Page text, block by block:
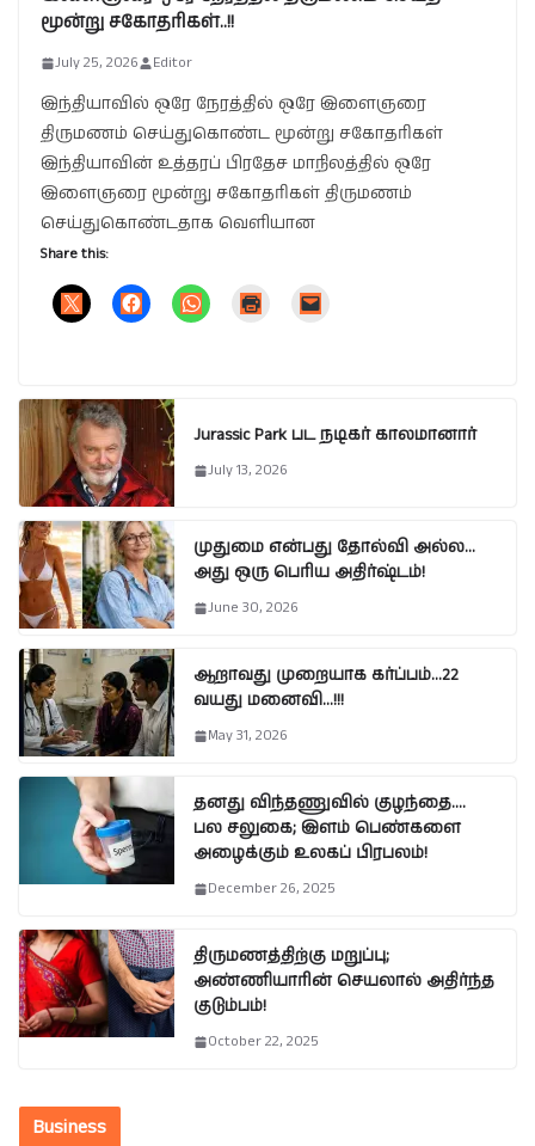
மூன்று சகோதரிகள்..!!
July 25, 2026 Editor
இந்தியாவில் ஒரே நேரத்தில் ஒரே இளைஞரை
திருமணம் செய்துகொண்ட மூன்று சகோதரிகள்
இந்தியாவின் உத்தரப் பிரதேச மாநிலத்தில் ஒரே
இளைஞரை மூன்று சகோதரிகள் திருமணம்
செய்துகொண்டதாக வெளியான
Share this:
Jurassic Park பட நடிகர் காலமானார்
July 13, 2026
முதுமை என்பது தோல்வி அல்ல…
அது ஒரு பெரிய அதிர்ஷ்டம்!
June 30, 2026
ஆறாவது முறையாக கர்ப்பம்…22
வயது மனைவி…!!!
May 31, 2026
தனது விந்தணுவில் குழந்தை….
பல சலுகை; இளம் பெண்களை
அழைக்கும் உலகப் பிரபலம்!
December 26, 2025
திருமணத்திற்கு மறுப்பு;
அண்ணியாரின் செயலால் அதிர்ந்த
குடும்பம்!
October 22, 2025
Business